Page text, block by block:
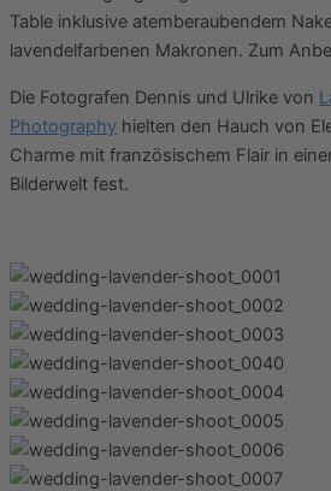
Table inklusive atemberaubendem
lavendelfarbenen Makronen. Zum
Die Fotografen Dennis und Ulrike von
Photography hielten den Hauch von
Charme mit französischem Flair in
Bilderwelt fest.